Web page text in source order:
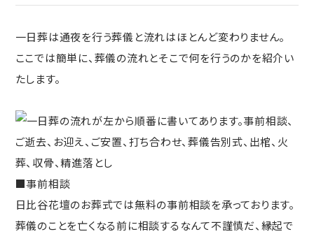
一日葬は通夜を行う葬儀と流れはほとんど変わりません。
ここでは簡単に、葬儀の流れとそこで何を行うのかを紹介い
たします。
■事前相談
日比谷花壇のお葬式では無料の事前相談を承っております。
葬儀のことを亡くなる前に相談するなんて不謹慎だ、縁起で